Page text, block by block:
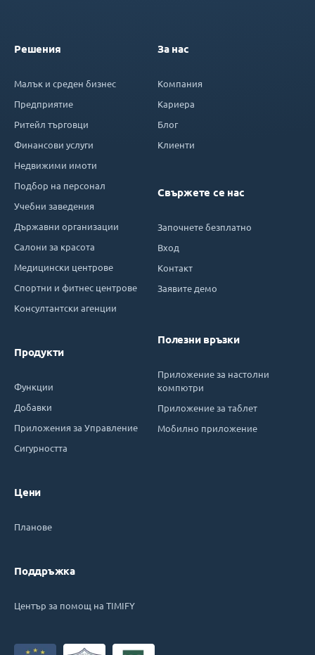
Решения
Малък и среден бизнес
Предприятие
Ритейл търговци
Финансови услуги
Недвижими имоти
Подбор на персонал
Учебни заведения
Държавни организации
Салони за красота
Медицински центрове
Спортни и фитнес центрове
Консултантски агенции
Продукти
Функции
Добавки
Приложения за Управление
Сигурността
Цени
Планове
Поддръжка
Център за помощ на TIMIFY
За нас
Компания
Кариера
Блог
Клиенти
Свържете се нас
Започнете безплатно
Вход
Контакт
Заявите демо
Полезни връзки
Приложение за настолни
компютри
Приложение за таблет
Мобилно приложение